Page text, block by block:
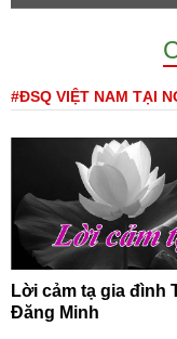
#ĐSQ VIỆT NAM TẠI
Lời cảm tạ gia đình
Đăng Minh